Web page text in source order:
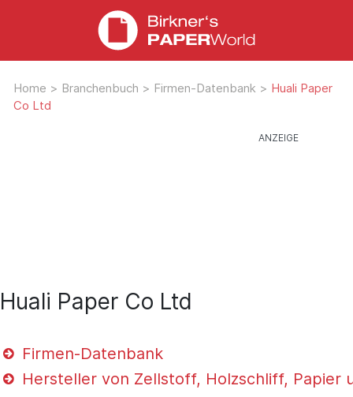
Home > Branchenbuch > Firmen-Datenbank > Huali Paper
Co Ltd
Huali Paper Co Ltd
Firmen-Datenbank
Hersteller von Zellstoff, Holzschliff, Papier